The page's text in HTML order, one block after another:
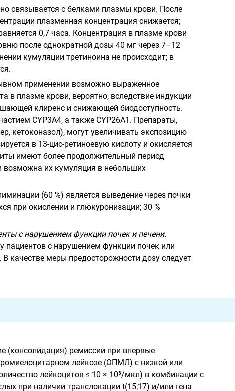
связывается с белками плазмы крови. После
плазменная концентрация снижается;
0,7 часа. Концентрация в плазме крови
после однократной дозы 40 мг через 7–12
кумуляции третиноина не происходит; в
применении возможно выраженное
в плазме крови, вероятно, вследствие индукции
клиренс и снижающей биодоступность.
CYP3A4, а также CYP26A1. Препараты,
кетоконазол), могут увеличивать экспозицию
в 13-цис-ретиноевую кислоту и окисляется
имеют более продолжительный период
возможна их кумуляция в небольших
(60 %) является выведение через почки
при окислении и глюкуронизации; 30 %
с нарушением функции почек и печени.
пациентов с нарушением функции почек или
В качестве меры предосторожности дозу следует
(консолидация) ремиссии при впервые
лейкозе (ОПМЛ) с низкой или
лейкоцитов ≤ 10 × 10³/мкл) в комбинации с
при наличии транслокации t(15;17) и/или гена